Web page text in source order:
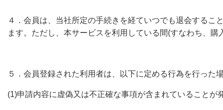
４．会員は、当社所定の手続きを経ていつでも退会する
ます。ただし、本サービスを利用している間(すなわち、購
５．会員登録された利用者は、以下に定める行為を行った
(1)申請内容に虚偽又は不正確な事項が含まれていることが